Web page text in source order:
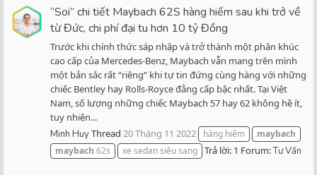
“Soi” chi tiết Maybach 62S hàng hiếm sau khi trở về
từ Đức, chi phí đại tu hơn 10 tỷ Đồng
Trước khi chính thức sáp nhập và trở thành một phân khúc
cao cấp của Mercedes-Benz, Maybach vẫn mang trên mình
một bản sắc rất “riêng” khi tự tin đứng cùng hàng với những
chiếc Bentley hay Rolls-Royce đẳng cấp bậc nhất. Tại Việt
Nam, số lượng những chiếc Maybach 57 hay 62 không hề ít,
tuy nhiên...
Minh HuyThread 20 Tháng 11 2022 hàng hiếm
maybach
maybach 62s xe sedan siêu sang Trả lời: 1 Forum:Tư Vấn